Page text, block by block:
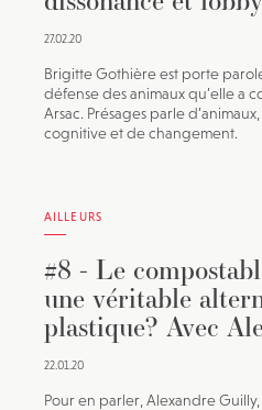
27.02.20
Brigitte Gothière est porte
défense des animaux qu’elle a
Arsac. Présages parle
cognitive et de changement.
AILLEURS
#8 - Le
une véritable
plastique? Avec
22.01.20
Pour en parler, Alexandre